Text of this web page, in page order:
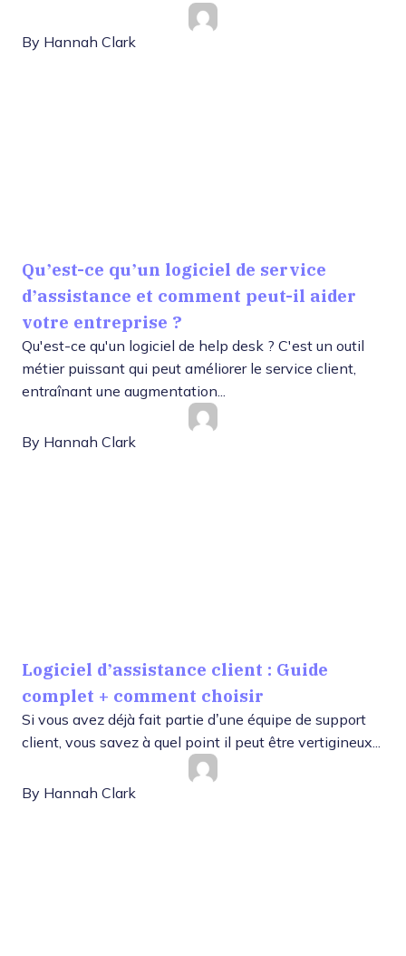
By Hannah Clark
Qu’est-ce qu’un logiciel de service
d’assistance et comment peut-il aider
votre entreprise ?
Qu'est-ce qu'un logiciel de help desk ? C'est un outil
métier puissant qui peut améliorer le service client,
entraînant une augmentation...
By Hannah Clark
Logiciel d’assistance client : Guide
complet + comment choisir
Si vous avez déjà fait partie d’une équipe de support
client, vous savez à quel point il peut être vertigineux...
By Hannah Clark